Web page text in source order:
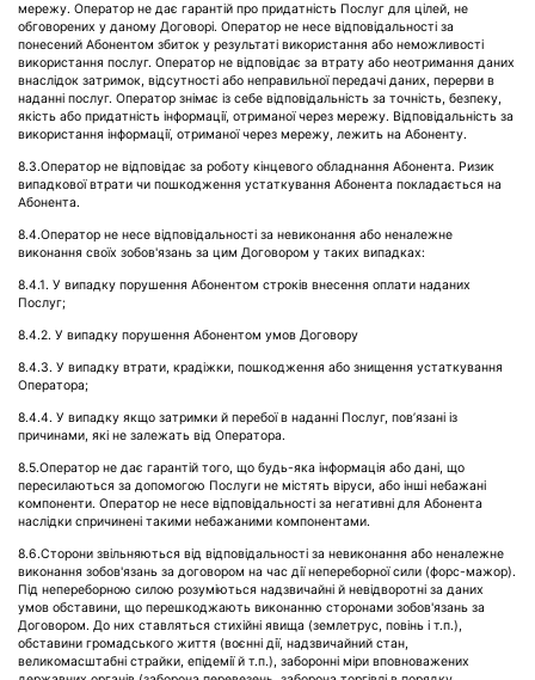
мережу. Оператор не дає гарантій про придатність Послуг для цілей, не
обговорених у даному Договорі. Оператор не несе відповідальності за
понесений Абонентом збиток у результаті використання або неможливості
використання послуг. Оператор не відповідає за втрату або неотримання даних
внаслідок затримок, відсутності або неправильної передачі даних, перерви в
наданні послуг. Оператор знімає із себе відповідальність за точність, безпеку,
якість або придатність інформації, отриманої через мережу. Відповідальність за
використання інформації, отриманої через мережу, лежить на Абоненту.
8.3.Оператор не відповідає за роботу кінцевого обладнання Абонента. Ризик
випадкової втрати чи пошкодження устаткування Абонента покладається на
Абонента.
8.4.Оператор не несе відповідальності за невиконання або неналежне
виконання своїх зобов'язань за цим Договором у таких випадках:
8.4.1. У випадку порушення Абонентом строків внесення оплати наданих
Послуг;
8.4.2. У випадку порушення Абонентом умов Договору
8.4.3. У випадку втрати, крадіжки, пошкодження або знищення устаткування
Оператора;
8.4.4. У випадку якщо затримки й перебої в наданні Послуг, пов’язані із
причинами, які не залежать від Оператора.
8.5.Оператор не дає гарантій того, що будь-яка інформація або дані, що
пересилаються за допомогою Послуги не містять віруси, або інші небажані
компоненти. Оператор не несе відповідальності за негативні для Абонента
наслідки спричинені такими небажаними компонентами.
8.6.Сторони звільняються від відповідальності за невиконання або неналежне
виконання зобов'язань за договором на час дії непереборної сили (форс-мажор).
Під непереборною силою розуміються надзвичайні й невідворотні за даних
умов обставини, що перешкоджають виконанню сторонами зобов'язань за
Договором. До них ставляться стихійні явища (землетрус, повінь і т.п.),
обставини громадського життя (воєнні дії, надзвичайний стан,
великомасштабні страйки, епідемії й т.п.), заборонні міри вповноважених